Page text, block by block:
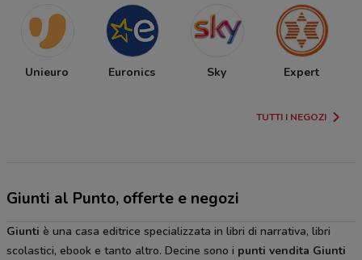
Unieuro Euronics Sky Expert
TUTTI I NEGOZI
Giunti al Punto, offerte e negozi
Giunti è una casa editrice specializzata in libri di narrativa, libri
scolastici, ebook e tanto altro. Decine sono i punti vendita Giunti